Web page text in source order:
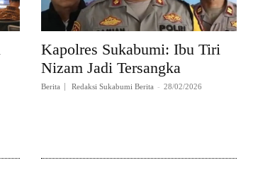
Kapolres Sukabumi: Ibu Tiri
Nizam Jadi Tersangka
Berita Redaksi Sukabumi Berita - 28/02/2026